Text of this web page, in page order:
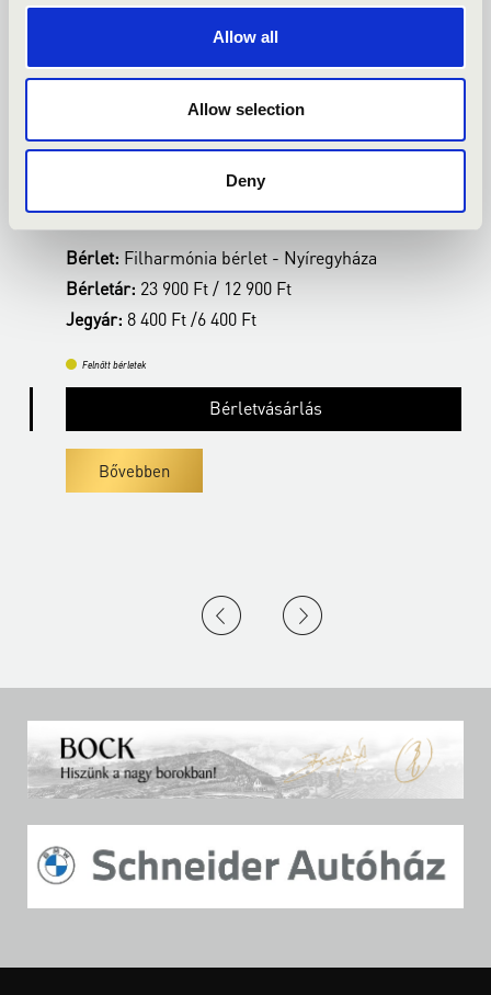
Allow all
Allow selection
Deny
2027.02.14. - vasárnap 19:00
Nyíregyháza - Kodály Zoltán Általános Iskola,
VERDI ÖRÖK
Bérlet:Filharmónia bérlet - Nyíregyháza
Bérletár:23 900 Ft / 12 900 Ft
Jegyár:8 400 Ft /6 400 Ft
Felnőtt bérletek
Bérletvásárlás
Bővebben